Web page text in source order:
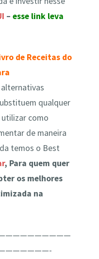
– esse link leva
de Receitas do
qualquer
como
de maneira
temos o Best
, Para quem quer
os melhores
na